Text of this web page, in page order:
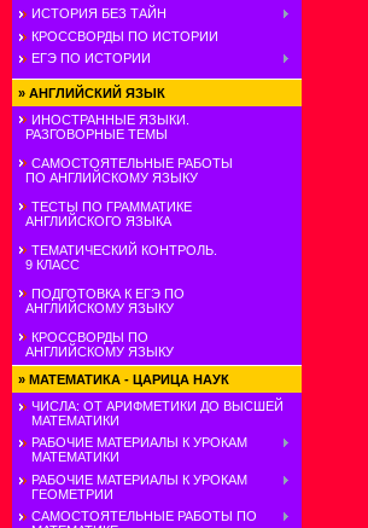
ИСТОРИЯ БЕЗ ТАЙН
КРОССВОРДЫ ПО ИСТОРИИ
ЕГЭ ПО ИСТОРИИ
» АНГЛИЙСКИЙ ЯЗЫК
ИНОСТРАННЫЕ ЯЗЫКИ.
РАЗГОВОРНЫЕ ТЕМЫ
САМОСТОЯТЕЛЬНЫЕ РАБОТЫ
ПО АНГЛИЙСКОМУ ЯЗЫКУ
ТЕСТЫ ПО ГРАММАТИКЕ
АНГЛИЙСКОГО ЯЗЫКА
ТЕМАТИЧЕСКИЙ КОНТРОЛЬ.
9 КЛАСС
ПОДГОТОВКА К ЕГЭ ПО
АНГЛИЙСКОМУ ЯЗЫКУ
КРОССВОРДЫ ПО
АНГЛИЙСКОМУ ЯЗЫКУ
» МАТЕМАТИКА - ЦАРИЦА НАУК
ЧИСЛА: ОТ АРИФМЕТИКИ ДО ВЫСШЕЙ
МАТЕМАТИКИ
РАБОЧИЕ МАТЕРИАЛЫ К УРОКАМ
МАТЕМАТИКИ
РАБОЧИЕ МАТЕРИАЛЫ К УРОКАМ
ГЕОМЕТРИИ
САМОСТОЯТЕЛЬНЫЕ РАБОТЫ ПО